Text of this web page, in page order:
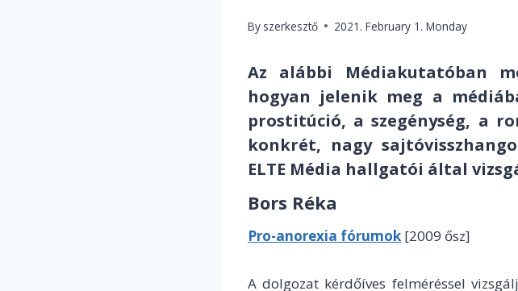
By szerkesztő 2021. February 1. Monday
Az alábbi Médiakutatóban
hogyan jelenik meg a
prostitúció, a szegénység, a
konkrét, nagy
ELTE Média hallgatói által
Bors Réka
Pro-anorexia fórumok [2009 ősz]
A dolgozat kérdőíves felméréssel